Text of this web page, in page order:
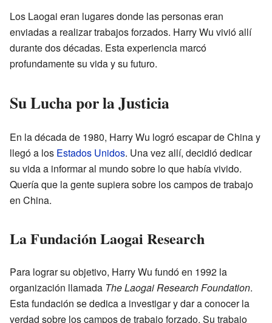
Los Laogai eran lugares donde las personas eran
enviadas a realizar trabajos forzados. Harry Wu vivió allí
durante dos décadas. Esta experiencia marcó
profundamente su vida y su futuro.
Su Lucha por la Justicia
En la década de 1980, Harry Wu logró escapar de China y
llegó a los Estados Unidos. Una vez allí, decidió dedicar
su vida a informar al mundo sobre lo que había vivido.
Quería que la gente supiera sobre los campos de trabajo
en China.
La Fundación Laogai Research
Para lograr su objetivo, Harry Wu fundó en 1992 la
organización llamada The Laogai Research Foundation.
Esta fundación se dedica a investigar y dar a conocer la
verdad sobre los campos de trabajo forzado. Su trabajo